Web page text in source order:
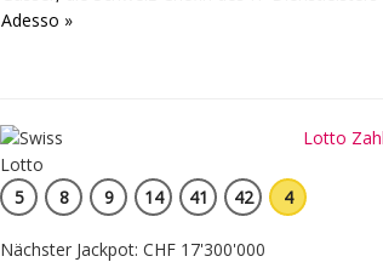
Adesso »
Lotto
5 8 9 14 41 42 4
Nächster Jackpot: CHF 17'300'000